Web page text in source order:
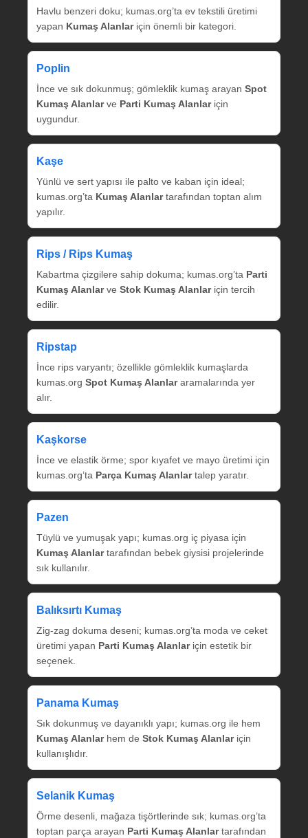
Havlu benzeri doku; kumas.org’ta ev tekstili üretimi
yapan Kumaş Alanlariçin önemli bir kategori.
Poplin
İnce ve sık dokunmuş; gömleklik kumaş arayan Spot
Kumaş Alanlarve Parti Kumaş Alanlariçin
uygundur.
Kaşe
Yünlü ve sert yapısı ile palto ve kaban için ideal;
kumas.org’ta Kumaş Alanlartarafından toptan alım
yapılır.
Rips / Rips Kumaş
Kabartma çizgilere sahip dokuma; kumas.org’ta Parti
Kumaş Alanlarve Stok Kumaş Alanlariçin tercih
edilir.
Ripstap
İnce rips varyantı; özellikle gömleklik kumaşlarda
kumas.org Spot Kumaş Alanlararamalarında yer
alır.
Kaşkorse
İnce ve elastik örme; spor kıyafet ve mayo üretimi için
kumas.org’ta Parça Kumaş Alanlartalep yaratır.
Pazen
Tüylü ve yumuşak yapı; kumas.org iç piyasa için
Kumaş Alanlartarafından bebek giysisi projelerinde
sık kullanılır.
Balıksırtı Kumaş
Zig‑zag dokuma deseni; kumas.org’ta moda ve ceket
üretimi yapan Parti Kumaş Alanlariçin estetik bir
seçenek.
Panama Kumaş
Sık dokunmuş ve dayanıklı yapı; kumas.org ile hem
Kumaş Alanlarhem de Stok Kumaş Alanlariçin
kullanışlıdır.
Selanik Kumaş
Örme desenli, mağaza tişörtlerinde sık; kumas.org’ta
toptan parça arayan Parti Kumaş Alanlartarafından